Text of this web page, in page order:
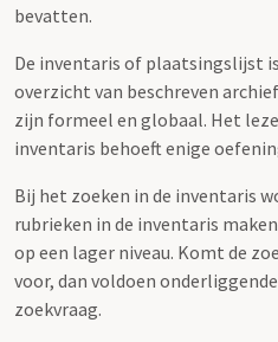
bevatten.
De inventaris of plaatsingslijst
overzicht van beschreven
zijn formeel en globaal. Het
inventaris behoeft enige
Bij het zoeken in de inventaris
rubrieken in de inventaris
op een lager niveau. Komt de
voor, dan voldoen
zoekvraag.